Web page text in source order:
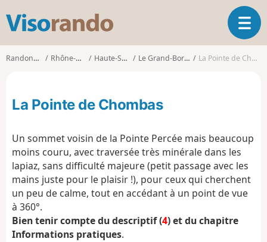
s
o
d
O
u
v
a
i
g
a
Randonnées Rhône-Alpes Haute-Savoie Le Grand-Bornand La Pointe de Chombas
La Pointe de Chombas
Un sommet voisin de la Pointe Percée mais beaucoup
moins couru, avec traversée très minérale dans les
lapiaz, sans difficulté majeure (petit passage avec les
mains juste pour le plaisir !), pour ceux qui cherchent
un peu de calme, tout en accédant à un point de vue
à 360°.
Bien tenir compte du descriptif (4) et du chapitre
Informations pratiques.